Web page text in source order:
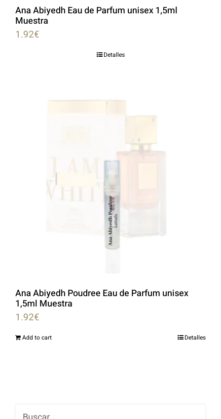
Ana Abiyedh Eau de Parfum unisex 1,5ml
Muestra
1.92€
Detalles
Ana Abiyedh Poudree Eau de Parfum unisex
1,5ml Muestra
1.92€
Add to cart Detalles
Buscar